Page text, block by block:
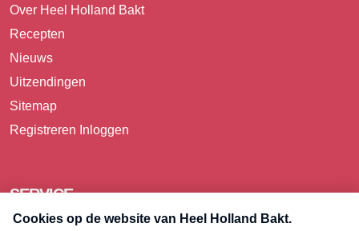
Over Heel Holland Bakt
Recepten
Nieuws
Uitzendingen
Sitemap
Registreren Inloggen
SERVICE
Over Omroep MAX